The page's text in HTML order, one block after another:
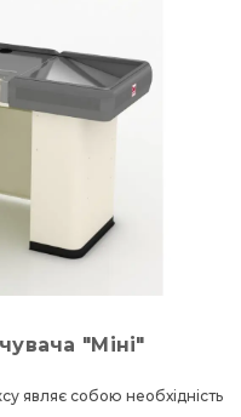
"Міні"
являє собою необхідність